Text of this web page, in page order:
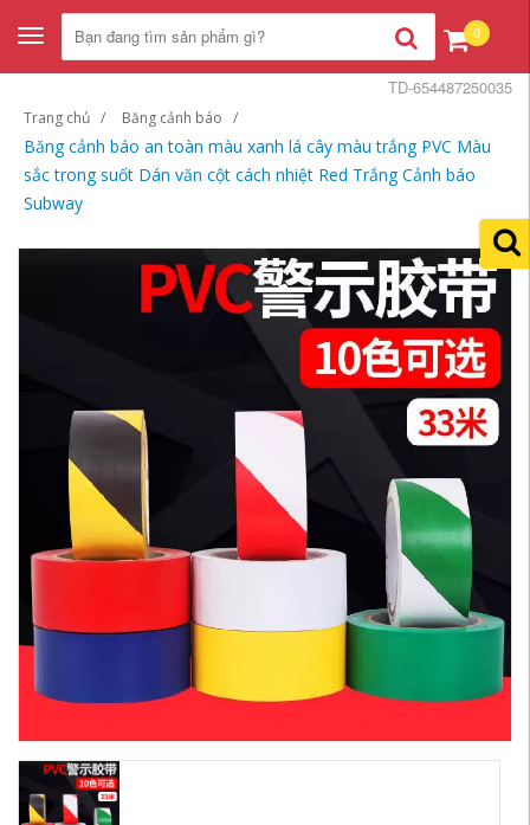
Toggle
navigation
0
Trang chủ Băng cảnh báo
Băng cảnh báo an toàn màu xanh lá cây màu trắng PVC Màu
sắc trong suốt Dán văn cột cách nhiệt Red Trắng Cảnh báo
Subway
TD-654487250035